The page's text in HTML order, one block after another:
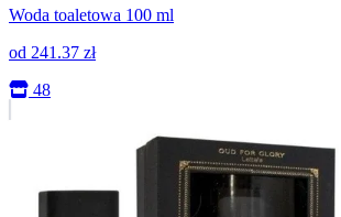
Woda toaletowa 100 ml
od 241.37 zł
48